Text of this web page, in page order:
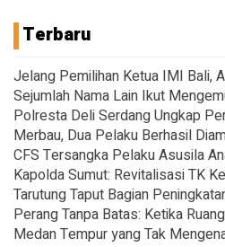
Terbaru
Jelang Pemilihan Ketua IMI Bali,
Sejumlah Nama Lain Ikut
Polresta Deli Serdang Ungkap
Merbau, Dua Pelaku Berhasil
CFS Tersangka Pelaku Asusila
Kapolda Sumut: Revitalisasi TK
Tarutung Taput Bagian
Perang Tanpa Batas: Ketika
Medan Tempur yang Tak